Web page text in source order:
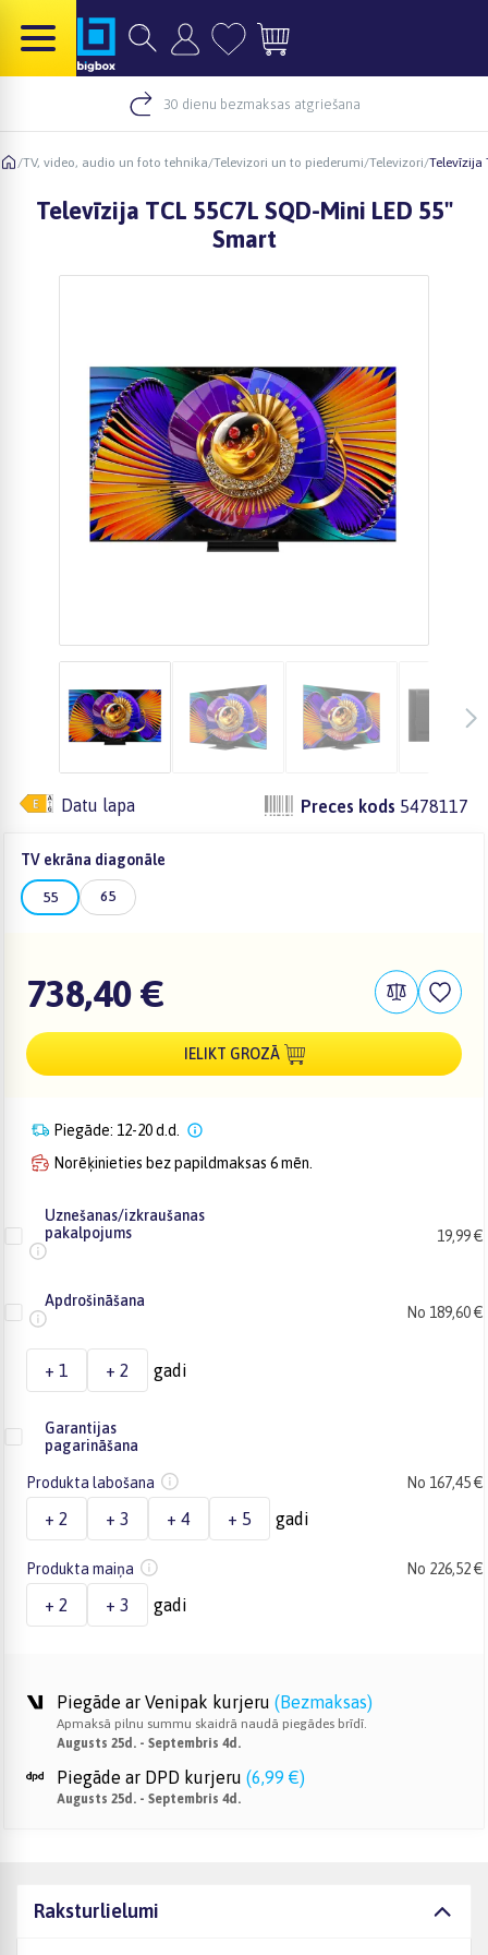
30 dienu bezmaksas atgriešana
/TV, video, audio un foto tehnika/Televizori un to piederumi/Televizori/Televīzija
Televīzija TCL 55C7L SQD-Mini LED 55"
Smart
Datu lapa Preces kods 5478117
TV ekrāna diagonāle
55 65
738,40 €
IELIKT GROZĀ
Piegāde: 12-20 d.d.
Norēķinieties bez papildmaksas 6 mēn.
Uznešanas/izkraušanas
pakalpojums
19,99 €
Apdrošināšana
No 189,60 €
+ 1 + 2 gadi
Garantijas
pagarināšana
Produkta labošana No 167,45 €
+ 2 + 3 + 4 + 5 gadi
Produkta maiņa No 226,52 €
+ 2 + 3 gadi
Piegāde ar Venipak kurjeru (Bezmaksas)
Apmaksā pilnu summu skaidrā naudā piegādes brīdī.
Augusts 25d. - Septembris 4d.
Piegāde ar DPD kurjeru (6,99 €)
Augusts 25d. - Septembris 4d.
Raksturlielumi